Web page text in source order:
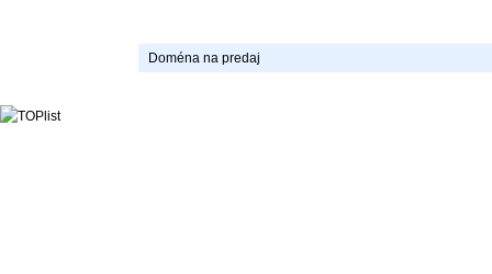
Doména na predaj